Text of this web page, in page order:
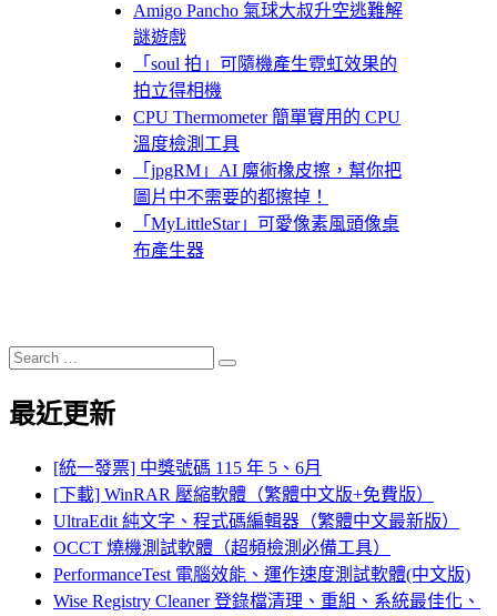
Amigo Pancho 氣球大叔升空逃難解
謎遊戲
「soul 拍」可隨機產生霓虹效果的
拍立得相機
CPU Thermometer 簡單實用的 CPU
溫度檢測工具
「jpgRM」AI 魔術橡皮擦，幫你把
圖片中不需要的都擦掉！
「MyLittleStar」可愛像素風頭像桌
布產生器
Search
for:
Search
最近更新
[統一發票] 中獎號碼 115 年 5、6月
[下載] WinRAR 壓縮軟體（繁體中文版+免費版）
UltraEdit 純文字、程式碼編輯器（繁體中文最新版）
OCCT 燒機測試軟體（超頻檢測必備工具）
PerformanceTest 電腦效能、運作速度測試軟體(中文版)
Wise Registry Cleaner 登錄檔清理、重組、系統最佳化、